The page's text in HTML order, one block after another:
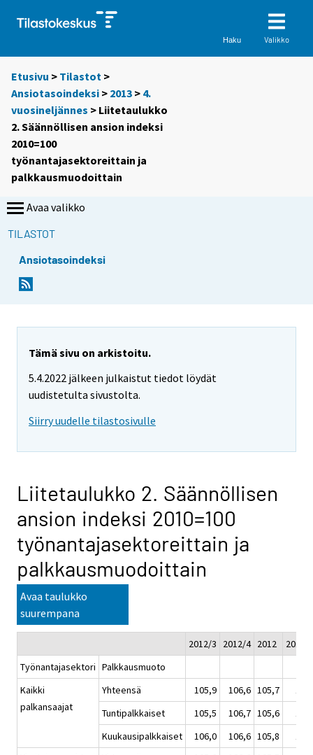
Haku Valikko
Etusivu > Tilastot >
Ansiotasoindeksi > 2013 > 4.
vuosineljännes > Liitetaulukko
2. Säännöllisen ansion indeksi
2010=100
työnantajasektoreittain ja
palkkausmuodoittain
Avaa valikko
TILASTOT
Ansiotasoindeksi
Tämä sivu on arkistoitu.
5.4.2022 jälkeen julkaistut tiedot löydät
uudistetulta sivustolta.
Siirry uudelle tilastosivulle
Liitetaulukko 2. Säännöllisen
ansion indeksi 2010=100
työnantajasektoreittain ja
palkkausmuodoittain
Avaa taulukko
suurempana
2012/3 2012/4 2012
2013/
Työnantajasektori Palkkausmuoto
Kaikki
palkansaajat
Yhteensä 105,9 106,6 105,7
Tuntipalkkaiset
105,5 106,7 105,6
Kuukausipalkkaiset
106,0 106,6 105,8